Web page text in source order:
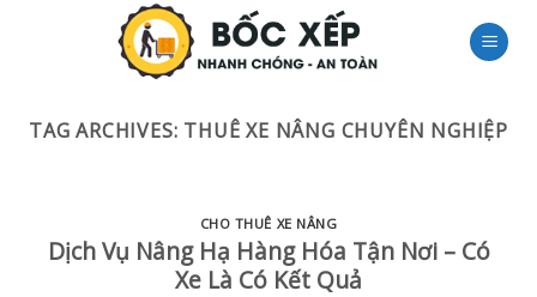
TAG ARCHIVES: THUÊ XE NÂNG CHUYÊN NGHIỆP
CHO THUÊ XE NÂNG
Dịch Vụ Nâng Hạ Hàng Hóa Tận Nơi – Có
Xe Là Có Kết Quả